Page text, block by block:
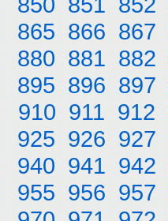
865 866 867
880 881 882
895 896 897
910 911 912
925 926 927
940 941 942
955 956 957